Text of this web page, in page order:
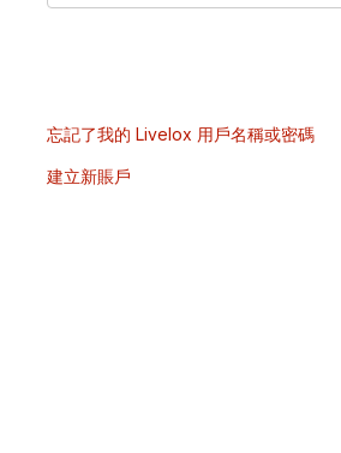
忘記了我的 Livelox 用戶名稱或密碼
建立新賬戶